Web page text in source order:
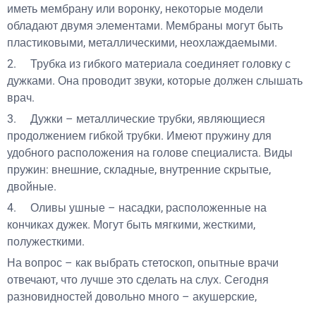
иметь мембрану или воронку, некоторые модели
обладают двумя элементами. Мембраны могут быть
пластиковыми, металлическими, неохлаждаемыми.
2. Трубка из гибкого материала соединяет головку с
дужками. Она проводит звуки, которые должен слышать
врач.
3. Дужки – металлические трубки, являющиеся
продолжением гибкой трубки. Имеют пружину для
удобного расположения на голове специалиста. Виды
пружин: внешние, складные, внутренние скрытые,
двойные.
4. Оливы ушные – насадки, расположенные на
кончиках дужек. Могут быть мягкими, жесткими,
полужесткими.
На вопрос – как выбрать стетоскоп, опытные врачи
отвечают, что лучше это сделать на слух. Сегодня
разновидностей довольно много – акушерские,